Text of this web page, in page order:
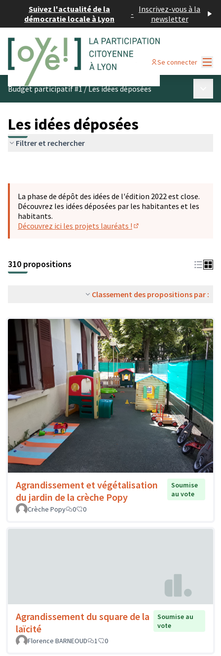
Suivez l'actualité de la
démocratie locale à Lyon
- Inscrivez-vous à la
newsletter
Se connecter
Budget participatif #1/Les idées déposées
Les idées déposées
Filtrer et rechercher
La phase de dépôt des idées de l'édition 2022 est close.
Découvrez les idées déposées par les habitantes et les
habitants.
Découvrez ici les projets lauréats !
310 propositions
Classement des propositions par :
Agrandissement et végétalisation
du jardin de la crèche Popy
Soumise
au vote
Crèche Popy
0 0
Agrandissement du square de la
laïcité
Soumise au
vote
Florence BARNEOUD
1 0